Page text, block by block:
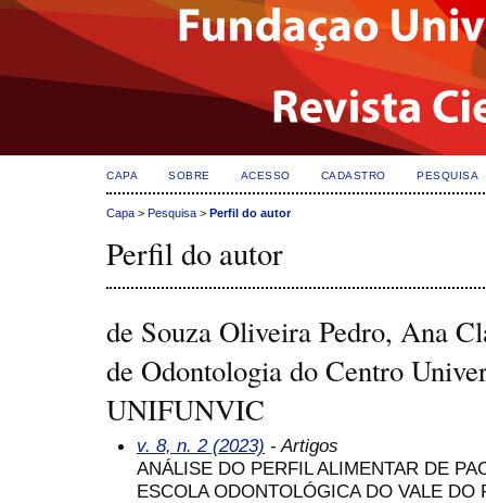
CAPA SOBRE ACESSO CADASTRO PESQUISA
Capa > Pesquisa > Perfil do autor
Perfil do autor
de Souza Oliveira Pedro, Ana
de Odontologia do Centro
UNIFUNVIC
v. 8, n. 2 (2023) - Artigos
ANÁLISE DO PERFIL ALIMENTAR DE
ESCOLA ODONTOLÓGICA DO VALE DO